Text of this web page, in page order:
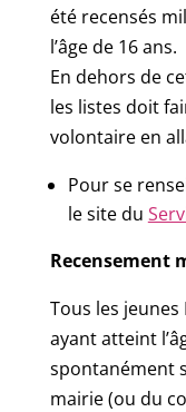
été recensés
l’âge de 16 ans.
En dehors de
les listes doit
volontaire en
Pour se
le site du
Recensement
Tous les
ayant atteint
spontanément
mairie (ou du